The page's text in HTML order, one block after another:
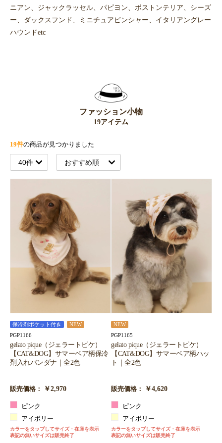
ニアン、ジャックラッセル、パピヨン、ボストンテリア、シーズ
ー、ダックスフンド、ミニチュアピンシャー、イタリアングレー
ハウンドetc
ファッション小物
19アイテム
19件の商品が見つかりました
保冷剤ポケット付き NEW
PGP1166
gelato pique（ジェラートピケ）
【CAT&DOG】サマーベア柄保冷
剤入れバンダナ｜全2色
販売価格： ￥2,970
ピンク
アイボリー
カラーをタップしてサイズ・在庫を表示
表記の無いサイズは販売終了
NEW
PGP1165
gelato pique（ジェラートピケ）
【CAT&DOG】サマーベア柄ハッ
ト｜全2色
販売価格： ￥4,620
ピンク
アイボリー
カラーをタップしてサイズ・在庫を表示
表記の無いサイズは販売終了